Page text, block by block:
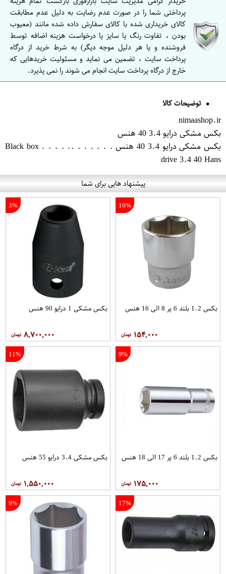
پرداختی شما را در صورت عدم رضایت به دلیل عدم مطابقت
کالای خریداری شده با کالای سفارش داده شده مانند (معیوب
بودن ، تفاوت رنگ یا سایز یا درخواست هزینه اضافه توسط
فروشنده و یا هر دلیل موجه دیگر) به شرط خرید از درگاه
پرداخت سایت ، تضمین می نماید و مسئولیت خریدهایی که
خارج از درگاه پرداخت سایت انجام می شوند را نمی پذیرد.
توضیحات کالا
nimaashop.ir
بکس مشکی درایو 3.4 40 هنس
بکس مشکی درایو 3.4 40 هنس . . . . . . .. . . . . Black box
drive 3.4 40 Hans
پیشنهاد هایی برای شما
16%
بکس 1.2 بلند 6 پر 8 الی 16 هنس
۱۵۴,۰۰۰
3%
بکس مشکی 1 درایو 90 هنس
۸,۷۰۰,۰۰۰
9%
بکس 1.2 بلند 6 پر 17 الی 18 هنس
۱۷۵,۰۰۰
11%
بکس مشکی 3.4 درایو 55 هنس
۱,۵۵۰,۰۰۰
17%
9%